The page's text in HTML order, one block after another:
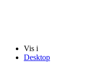
Vis i
Desktop